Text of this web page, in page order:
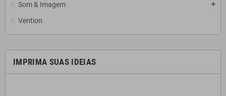
Som & Imagem add
Vention
IMPRIMA SUAS IDEIAS